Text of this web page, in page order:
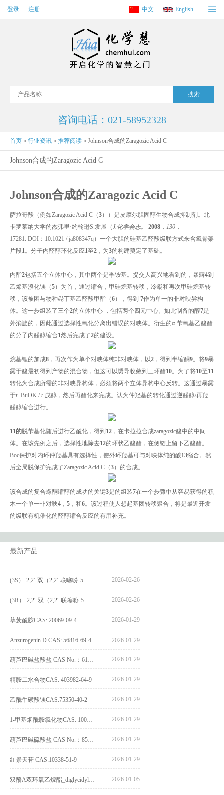
登录 注册 中文 English
咨询电话：021-58952328
首页 » 行业资讯 » 推荐阅读 » Johnson合成的Zaragozic Acid C
Johnson合成的Zaragozic Acid C
Johnson合成的Zaragozic Acid C
萨拉哥酸（例如Zaragozic Acid C（3））是皮摩尔胆固醇生物合成抑制剂。北
卡罗莱纳大学的杰弗里·约翰逊S.发展（J.化学会志。 2008 ， 130 ，
17281. DOI：10.1021 / ja808347q）一个大胆的硅基乙醛酸级联方式来含氧骨架
片段1。分子内醛醇环化反应1至2 ，为3的构建奠定了基础。
内酯2包括五个立体中心，其中两个是季铵基。提交人高兴地看到的，暴露4到
乙烯基溴化镁（5）为首，通过缩合，甲硅烷基转移，冷凝和再次甲硅烷基转
移，该被困与物种吨丁基乙醛酸甲酯（6），得到 7作为单一的非对映异构
体。这一步组装了三个2的立体中心 ，包括两个四元中心。如此制备的醇7是
外消旋的，因此通过选择性氧化分离出错误的对映体。衍生的α-苄氧基乙酸酯
的分子内醛醇缩合1然后完成了2的建设。
烷基锂的加成8 ，再次作为单个对映体纯非对映体，以2 ，得到半缩酮9。将9暴
露于酸最初得到产物的混合物，但这可以诱导收敛到三环酯10。为了将10至11
转化为合成所需的非对映异构体，必须将两个立体异构中心反转。这通过暴露
于t- BuOK /t-戊醇，然后再酯化来完成。认为仲羟基的转化通过逆醛醇/再羟
醛醇缩合进行。
11的脱苄基化随后进行乙酰化，得到 12 ，在卡拉拉合成zaragozic酸中的中间
体。在该先例之后，选择性地除去12的环状乙酸酯，在侧链上留下乙酸酯。
Boc保护对内环仲羟基具有选择性，使外环羟基可与对映体纯的酸13缩合。然
后全局脱保护完成了Zaragozic Acid C（3）的合成。
该合成的复合螺酮缩醇的成功的关键3是的组装7在一个步骤中从容易获得的积
木一个单一非对映4 ， 5 ，和6。该过程使人想起基团转移聚合，将是最近开发
的级联有机催化的醛醇缩合反应的有用补充。
最新产品
2026-02-26
2026-02-26
荜茇酰胺CAS: 20069-09-4 2026-01-29
Anzurogenin D CAS: 56816-69-4 2026-01-29
2026-01-29
精胺二水合物CAS: 403982-64-9 2026-01-29
乙酰牛磺酸镁CAS:75350-40-2 2026-01-29
2026-01-29
2026-01-29
红景天苷 CAS:10338-51-9 2026-01-29
2026-01-05